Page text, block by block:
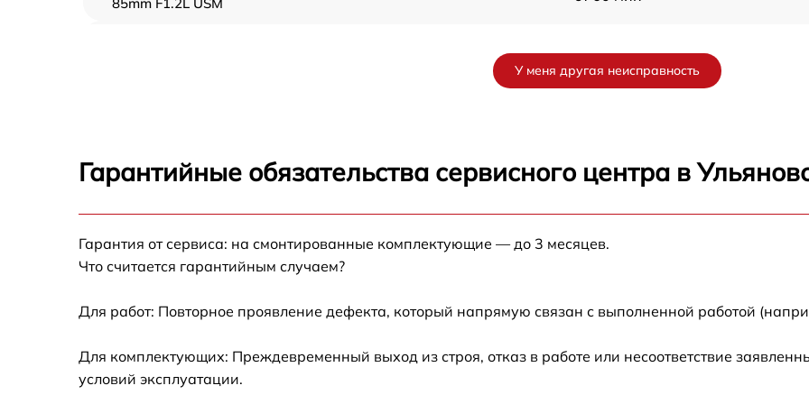
Обновление ПО Canon RF 85mm F1.2L USM от 60 мин
USM
от 60 мин
Замена узла диафрагмы Canon RF 85mm
У меня другая неисправность
Гарантийные обязательства сервисного центра в
Гарантия от сервиса: на смонтированные комплектующие — до 3 месяцев.
Что считается гарантийным случаем?
Для работ: Повторное проявление дефекта, который напрямую связан с выполненной работой
Для комплектующих: Преждевременный выход из строя, отказ в работе или несоответствие
условий эксплуатации.